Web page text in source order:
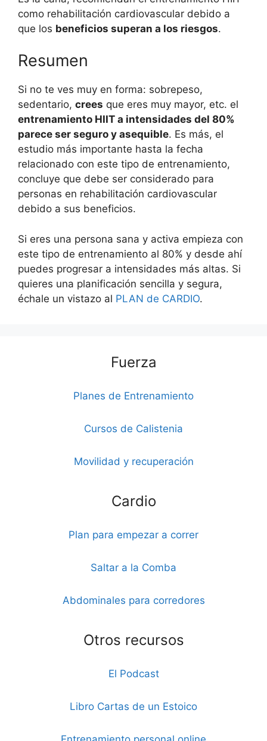
como rehabilitación cardiovascular debido a
que los beneficios superan a los riesgos.
Resumen
Si no te ves muy en forma: sobrepeso,
sedentario, crees que eres muy mayor, etc. el
entrenamiento HIIT a intensidades del 80%
parece ser seguro y asequible. Es más, el
estudio más importante hasta la fecha
relacionado con este tipo de entrenamiento,
concluye que debe ser considerado para
personas en rehabilitación cardiovascular
debido a sus beneficios.
Si eres una persona sana y activa empieza con
este tipo de entrenamiento al 80% y desde ahí
puedes progresar a intensidades más altas. Si
quieres una planificación sencilla y segura,
échale un vistazo al PLAN de CARDIO.
Fuerza
Planes de Entrenamiento
Cursos de Calistenia
Movilidad y recuperación
Cardio
Plan para empezar a correr
Saltar a la Comba
Abdominales para corredores
Otros recursos
El Podcast
Libro Cartas de un Estoico